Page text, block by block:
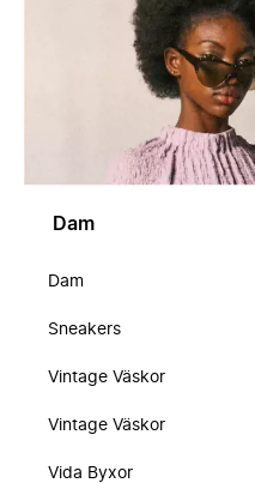
Dam
Dam
Sneakers
Vintage Väskor
Vintage Väskor
Vida Byxor